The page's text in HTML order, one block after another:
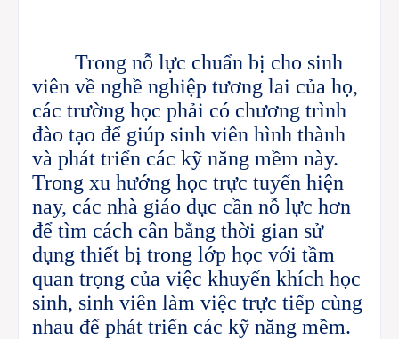
Trong nỗ lực chuẩn bị cho sinh
viên về nghề nghiệp tương lai của họ,
các trường học phải có chương trình
đào tạo để giúp sinh viên hình thành
và phát triển các kỹ năng mềm này.
Trong xu hướng học trực tuyến hiện
nay, các nhà giáo dục cần nỗ lực hơn
để tìm cách cân bằng thời gian sử
dụng thiết bị trong lớp học với tầm
quan trọng của việc khuyến khích học
sinh, sinh viên làm việc trực tiếp cùng
nhau để phát triển các kỹ năng mềm.